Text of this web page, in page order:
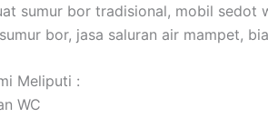
sumur bor tradisional, mobil sedot
bor, jasa saluran air mampet,
Meliputi :
WC